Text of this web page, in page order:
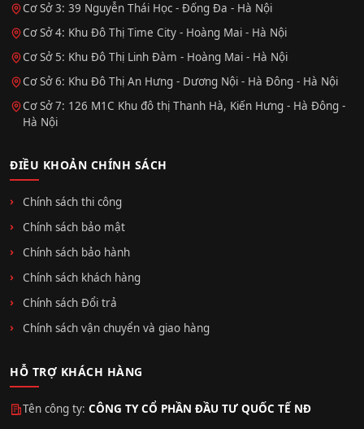
Cơ Sở 3: 39 Nguyễn Thái Học - Đống Đa - Hà Nội
Cơ Sở 4: Khu Đô Thị Time City - Hoàng Mai - Hà Nội
Cơ Sở 5: Khu Đô Thị Linh Đàm - Hoàng Mai - Hà Nội
Cơ Sở 6: Khu Đô Thị An Hưng - Dương Nội - Hà Đông - Hà Nội
Cơ Sở 7: 126 M1C Khu đô thị Thanh Hà, Kiến Hưng - Hà Đông -
Hà Nội
ĐIỀU KHOẢN CHÍNH SÁCH
Chính sách thi công
Chính sách bảo mật
Chính sách bảo hành
Chính sách khách hàng
Chính sách Đổi trả
Chính sách vận chuyển và giao hàng
HỖ TRỢ KHÁCH HÀNG
Tên công ty: CÔNG TY CỔ PHẦN ĐẦU TƯ QUỐC TẾ NĐ